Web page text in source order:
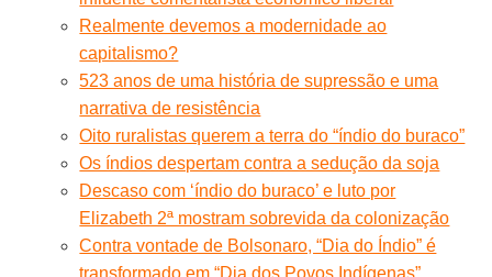
Realmente devemos a modernidade ao
capitalismo?
523 anos de uma história de supressão e uma
narrativa de resistência
Oito ruralistas querem a terra do “índio do buraco”
Os índios despertam contra a sedução da soja
Descaso com ‘índio do buraco’ e luto por
Elizabeth 2ª mostram sobrevida da colonização
Contra vontade de Bolsonaro, “Dia do Índio” é
transformado em “Dia dos Povos Indígenas”